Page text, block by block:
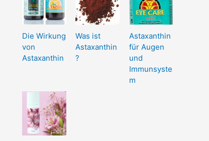
Die Wirkung
von
Astaxanthin
Was ist
Astaxanthin
?
Astaxanthin
für Augen
und
Immunsyste
m